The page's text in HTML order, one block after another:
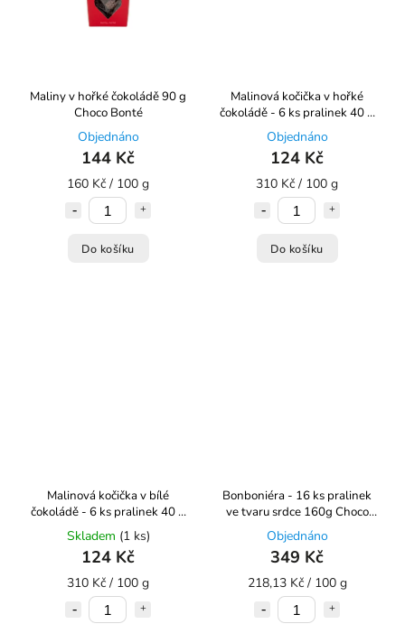
Maliny v hořké čokoládě 90 g
Choco Bonté
Objednáno
144 Kč
160 Kč / 100 g
Do košíku
Malinová kočička v hořké
čokoládě - 6 ks pralinek 40 g
Choco Bonté
Objednáno
124 Kč
310 Kč / 100 g
Do košíku
Malinová kočička v bílé
čokoládě - 6 ks pralinek 40 g
Choco Bonté
Skladem (1 ks)
124 Kč
310 Kč / 100 g
Bonboniéra - 16 ks pralinek
ve tvaru srdce 160g Choco
Bonté
Objednáno
349 Kč
218,13 Kč / 100 g